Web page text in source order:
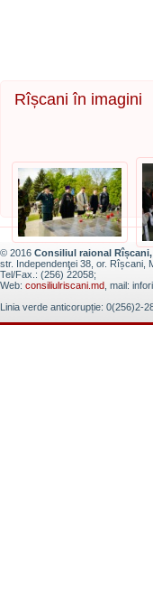
Rîșcani în imagini
© 2016 Consiliul raional
str. Independenţei 38, or. Rîșcani,
Tel/Fax.: (256) 22058;
Web: consiliulriscani.md , mail:
Linia verde anticorupție: 0(256)2-